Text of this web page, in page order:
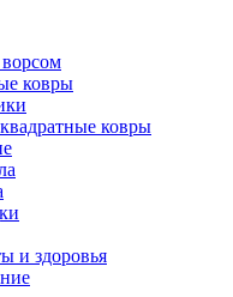
ковры
ковры
и здоровья